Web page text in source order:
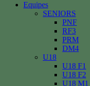
Equipes
SENIORS
PNF
RF3
PRM
DM4
U18
U18 F1
U18 F2
U18 M1